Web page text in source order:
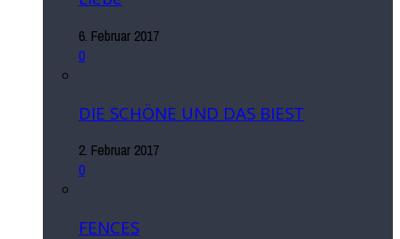
6. Februar 2017
0
DIE SCHÖNE UND DAS BIEST
2. Februar 2017
0
FENCES